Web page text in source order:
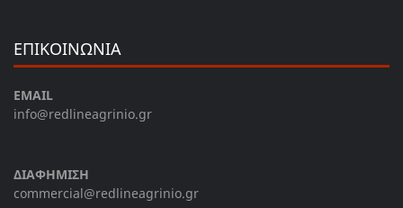
ΕΠΙΚΟΙΝΩΝΙΑ
EMAIL
info@redlineagrinio.gr
ΔΙΑΦΗΜΙΣΗ
commercial@redlineagrinio.gr